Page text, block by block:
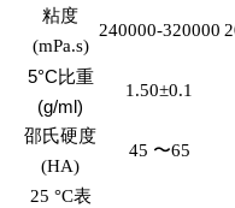
粘度
(mPa.s)
240000-320000
5°C比重
(g/ml)
1.50±0.1
邵氏硬度
(HA)
45 〜65
25 °C表